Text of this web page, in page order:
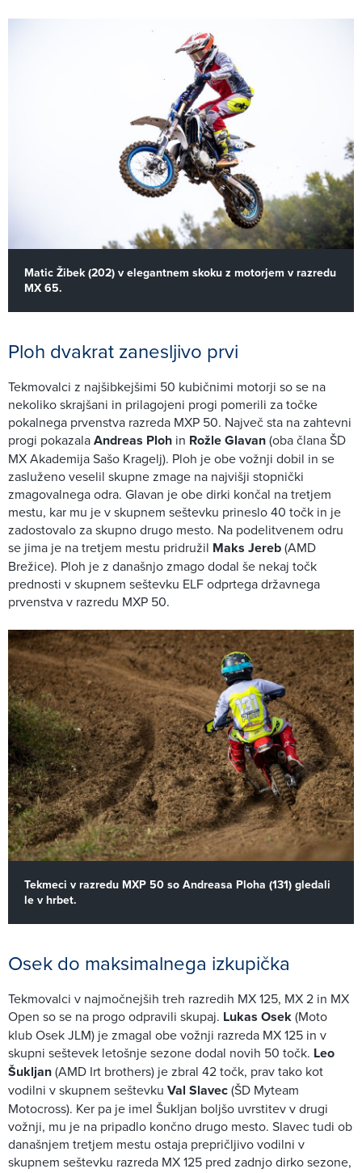
Matic Žibek (202) v elegantnem skoku z motorjem v razredu
MX 65.
Ploh dvakrat zanesljivo prvi
Tekmovalci z najšibkejšimi 50 kubičnimi motorji so se na
nekoliko skrajšani in prilagojeni progi pomerili za točke
pokalnega prvenstva razreda MXP 50. Največ sta na zahtevni
progi pokazalaAndreas Ploh in Rožle Glavan(oba člana ŠD
MX Akademija Sašo Kragelj). Ploh je obe vožnji dobil in se
zasluženo veselil skupne zmage na najvišji stopnički
zmagovalnega odra. Glavan je obe dirki končal na tretjem
mestu, kar mu je v skupnem seštevku prineslo 40 točk in je
zadostovalo za skupno drugo mesto. Na podelitvenem odru
se jima je na tretjem mestu pridružil Maks Jereb(AMD
Brežice). Ploh je z današnjo zmago dodal še nekaj točk
prednosti v skupnem seštevku ELF odprtega državnega
prvenstva v razredu MXP 50.
Tekmeci v razredu MXP 50 so Andreasa Ploha (131) gledali
le v hrbet.
Osek do maksimalnega izkupička
Tekmovalci v najmočnejših treh razredih MX 125, MX 2 in MX
Open so se na progo odpravili skupaj. Lukas Osek(Moto
klub Osek JLM) je zmagal obe vožnji razreda MX 125 in v
skupni seštevek letošnje sezone dodal novih 50 točk. Leo
Šukljan(AMD Irt brothers) je zbral 42 točk, prav tako kot
vodilni v skupnem seštevku Val Slavec(ŠD Myteam
Motocross). Ker pa je imel Šukljan boljšo uvrstitev v drugi
vožnji, mu je na pripadlo končno drugo mesto. Slavec tudi ob
današnjem tretjem mestu ostaja prepričljivo vodilni v
skupnem seštevku razreda MX 125 pred zadnjo dirko sezone,